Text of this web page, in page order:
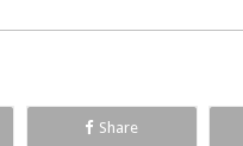
Share